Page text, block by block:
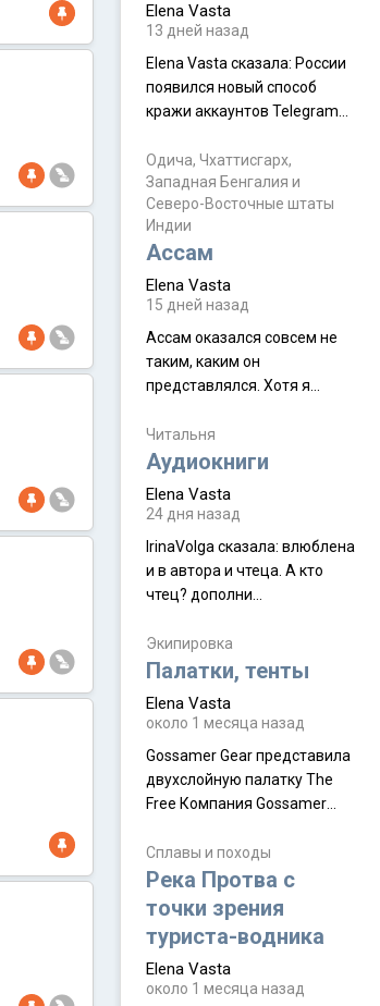
разводится!" Эйтан -
семьи, из тех, кого называют
"вязаные кипы". С 2022-го
Elena Vasta
13 дней назад
Elena Vasta сказалa: России
появился новый способ
кражи аккаунтов Telegram
Прочитайте! У моих двух
знакомых вот так увели
аккаунты
Одича, Чхаттисгарх,
Западная Бенгалия и
Северо-Восточные штаты
Индии
Ассам
Elena Vasta
15 дней назад
Ассам оказался совсем не
таким, каким он
представлялся. Хотя я
краешек, но все же схватила
ауру штата, как-то он меня
природа, мягкие
такая как бы переходная
ступень между привычной
нам Индией и остальными
надеюсь увидеть.
Читальня
Аудиокниги
Elena Vasta
24 дня назад
IrinaVolga сказалa: влюблена
и в автора и чтеца. А кто
чтец? дополни
Экипировка
Палатки, тенты
Elena Vasta
около 1 месяца назад
Gossamer Gear представила
двухслойную палатку The
Free Компания Gossamer
туристическую палатку The
Free, которая стала первой
ультралегкой моделью в
ассортименте
производителя. Новинка
получила двухслойную
Сплавы и походы
Река Протва с
точки зрения
туриста-водника
Elena Vasta
около 1 месяца назад